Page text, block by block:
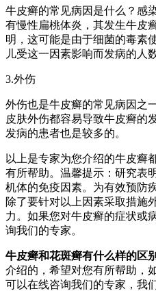
牛皮癣的常见病因是什么？感
有慢性扁桃体炎，其发生牛皮
明，这可能是由于细菌的毒素
儿受这一因素影响而发病的人
3.外伤
外伤也是牛皮癣的常见病因之
皮肤外伤都容易导致牛皮癣的
发病的患者也是较多的。
以上是专家为您介绍的牛皮癣
有所帮助。温馨提示：研究表
机体的免疫因素。为有效预防
除了要针对以上因素采取措施
力。如果您对牛皮癣的症状或
询我们的专家。
牛皮癣和花斑癣有什么样的区
介绍的，希望对您有所帮助，
可以在线咨询我们的专家，我